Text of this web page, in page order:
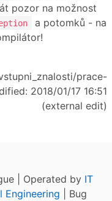
pozor na možnost
a potomků - na
prace-
2018/01/17 16:51
(external edit)
| Operated by IT
Engineering | Bug